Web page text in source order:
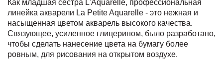
Как младшая сестра L'Aquarelle, профессиональная
линейка акварели La Petite Aquarelle - это нежная и
насыщенная цветом акварель высокого качества.
Связующее, усиленное глицерином, было разработано,
чтобы сделать нанесение цвета на бумагу более
ровным, для рисования на открытом воздухе.